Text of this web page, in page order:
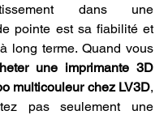
dans une
pointe est sa fiabilité et
long terme. Quand vous
une imprimante 3D
multicouleur chez LV3D,
pas seulement une